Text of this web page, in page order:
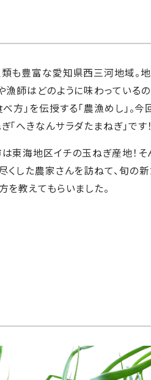
も豊富な愛知県西三河地域。
漁師はどのように味わっている
べ方」を伝授する「農漁めし」。
「へきなんサラダたまねぎ」です！
東海地区イチの玉ねぎ産地！
くした農家さんを訪ねて、旬の
を教えてもらいました。